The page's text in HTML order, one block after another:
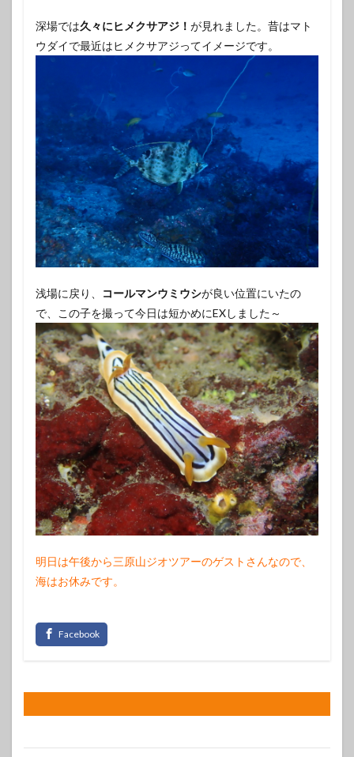
深場では久々にヒメクサアジ！ が見れました。昔はマト
ウダイで最近はヒメクサアジってイメージです。
浅場に戻り、 コールマンウミウシが良い位置にいたの
で、この子を撮って今日は短かめにEXしました～
明日は午後から三原山ジオツアーのゲストさんなので、
海はお休みです。